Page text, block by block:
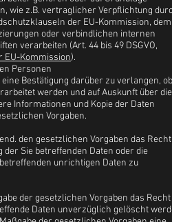
wie z.B. vertraglicher Verpflichtung
der EU-Kommission, dem
oder verbindlichen internen
verarbeiten (Art. 44 bis 49 DSGVO,
EU-Kommission).
Personen
eine Bestätigung darüber zu verlangen, ob
werden und auf Auskunft über
Informationen und Kopie der Daten
Vorgaben.
den gesetzlichen Vorgaben das Recht,
der Sie betreffenden Daten oder die
unrichtigen Daten zu
der gesetzlichen Vorgaben das
Daten unverzüglich gelöscht